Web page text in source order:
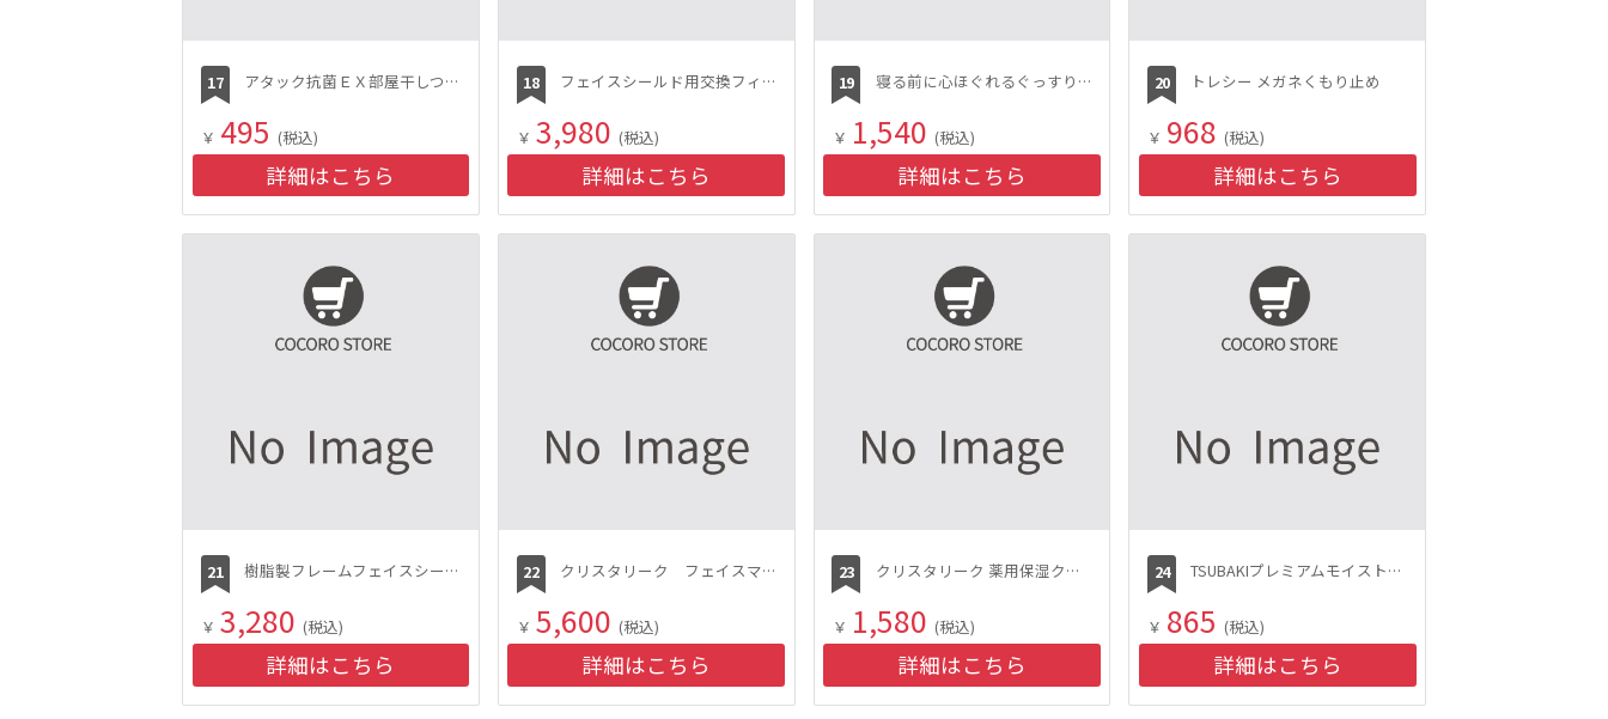
アタック抗菌ＥＸ部屋干しつめかえ用１０００ｇ
￥ 495 (税込)
詳細はこちら
フェイスシールド用交換フィルム（FG-800M／S共通、3枚入）
￥ 3,980 (税込)
詳細はこちら
寝る前に心ほぐれるぐっすりTEA～「天仁茗茶」台湾ブレンド茶：（黒烏龍茶×キンモクセイ）ティーバッグタイプ(2gx10包)
￥ 1,540 (税込)
詳細はこちら
トレシー メガネくもり止め
￥ 968 (税込)
詳細はこちら
樹脂製フレームフェイスシールド（すべり止め付き）
￥ 3,280 (税込)
詳細はこちら
クリスタリーク フェイスマスク3箱セット
￥ 5,600 (税込)
詳細はこちら
クリスタリーク 薬用保湿クリーム（ハーバルフローラル）
￥ 1,580 (税込)
詳細はこちら
TSUBAKIプレミアムモイストシャンプー詰替え６６０ml
￥ 865 (税込)
詳細はこちら